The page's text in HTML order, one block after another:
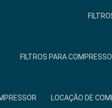
FILTROS PARA
LOCAÇÃO DE